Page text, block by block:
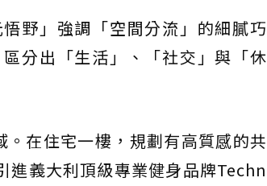
野」強調「空間分流」的細膩巧
分出「生活」、「社交」與「休
在住宅一樓，規劃有高質感的共
進義大利頂級專業健身品牌Techn